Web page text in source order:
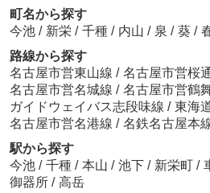
町名から探す
今池 / 新栄 / 千種 / 内山 / 泉 / 葵 /
路線から探す
名古屋市営東山線 / 名古屋市営桜
名古屋市営名城線 / 名古屋市営鶴
ガイドウェイバス志段味線 / 東海
名古屋市営名港線 / 名鉄名古屋本
駅から探す
今池 / 千種 / 本山 / 池下 / 新栄町 /
御器所 / 高岳